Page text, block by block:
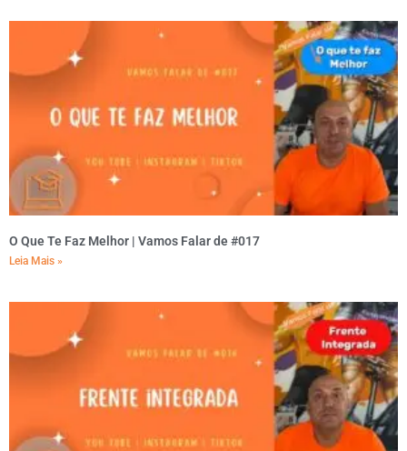
O Que Te Faz Melhor | Vamos Falar de #017
Leia Mais »